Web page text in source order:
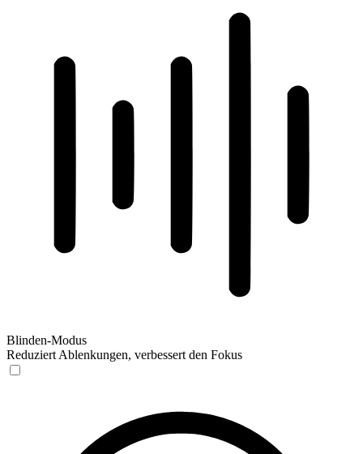
Blinden-Modus
Reduziert Ablenkungen, verbessert den Fokus